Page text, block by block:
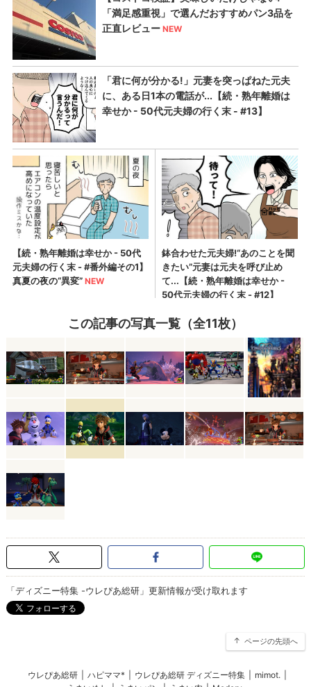
この記事の写真一覧（全11枚）
「ディズニー特集 -ウレぴあ総研」更新情報が受け取れます
ページの先頭へ
ウレぴあ総研 ハピママ* ウレぴあ総研 ディズニー特集 mimot.